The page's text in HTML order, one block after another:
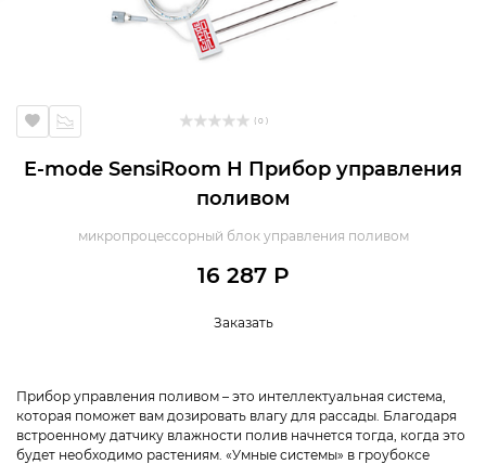
( 0 )
E-mode SensiRoom H Прибор управления
поливом
микропроцессорный блок управления поливом
16 287 Р
Заказать
Прибор управления поливом – это интеллектуальная система,
которая поможет вам дозировать влагу для рассады. Благодаря
встроенному датчику влажности полив начнется тогда, когда это
будет необходимо растениям. «Умные системы» в гроубоксе